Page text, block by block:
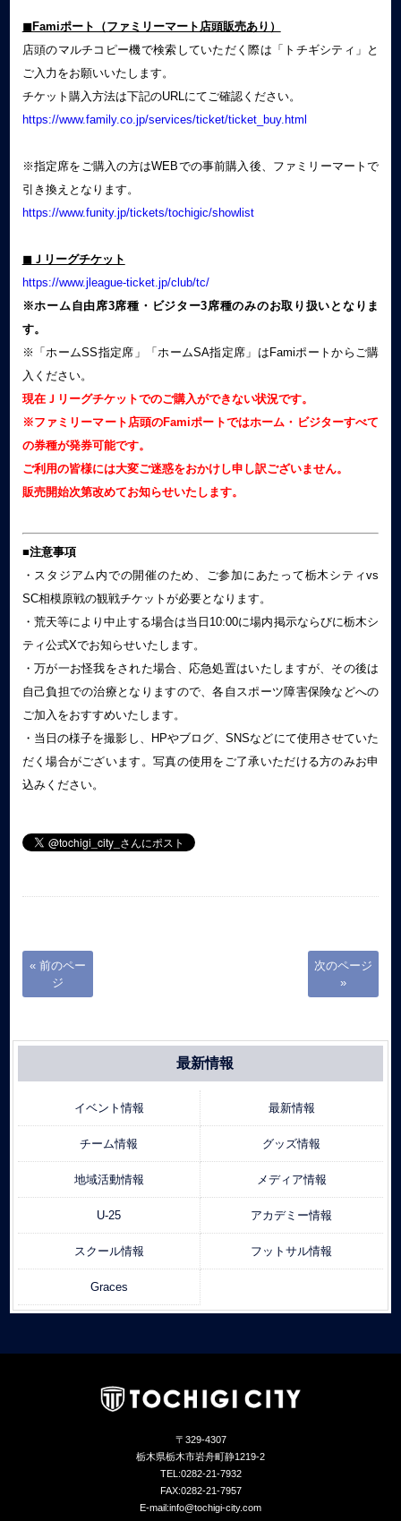
◼︎Famiポート（ファミリーマート店頭販売あり）
店頭のマルチコピー機で検索していただく際は「トチギシティ」と
ご入力をお願いいたします。
チケット購入方法は下記のURLにてご確認ください。
https://www.family.co.jp/services/ticket/ticket_buy.html
※指定席をご購入の方はWEBでの事前購入後、ファミリーマートで
引き換えとなります。
https://www.funity.jp/tickets/tochigic/showlist
◼︎Ｊリーグチケット
https://www.jleague-ticket.jp/club/tc/
※ホーム自由席3席種・ビジター3席種のみのお取り扱いとなりま
す。
※「ホームSS指定席」「ホームSA指定席」はFamiポートからご購
入ください。
現在Ｊリーグチケットでのご購入ができない状況です。
※ファミリーマート店頭のFamiポートではホーム・ビジターすべて
の券種が発券可能です。
ご利用の皆様には大変ご迷惑をおかけし申し訳ございません。
販売開始次第改めてお知らせいたします。
■注意事項
・スタジアム内での開催のため、ご参加にあたって栃木シティvs
SC相模原戦の観戦チケットが必要となります。
・荒天等により中止する場合は当日10:00に場内掲示ならびに栃木シ
ティ公式Xでお知らせいたします。
・万が一お怪我をされた場合、応急処置はいたしますが、その後は
自己負担での治療となりますので、各自スポーツ障害保険などへの
ご加入をおすすめいたします。
・当日の様子を撮影し、HPやブログ、SNSなどにて使用させていた
だく場合がございます。写真の使用をご了承いただける方のみお申
込みください。
« 前のペー
ジ
次のページ
»
最新情報
イベント情報 最新情報
チーム情報 グッズ情報
地域活動情報 メディア情報
U-25 アカデミー情報
スクール情報 フットサル情報
Graces
〒329-4307
栃木県栃木市岩舟町静1219-2
TEL:0282-21-7932
FAX:0282-21-7957
E-mail:info@tochigi-city.com